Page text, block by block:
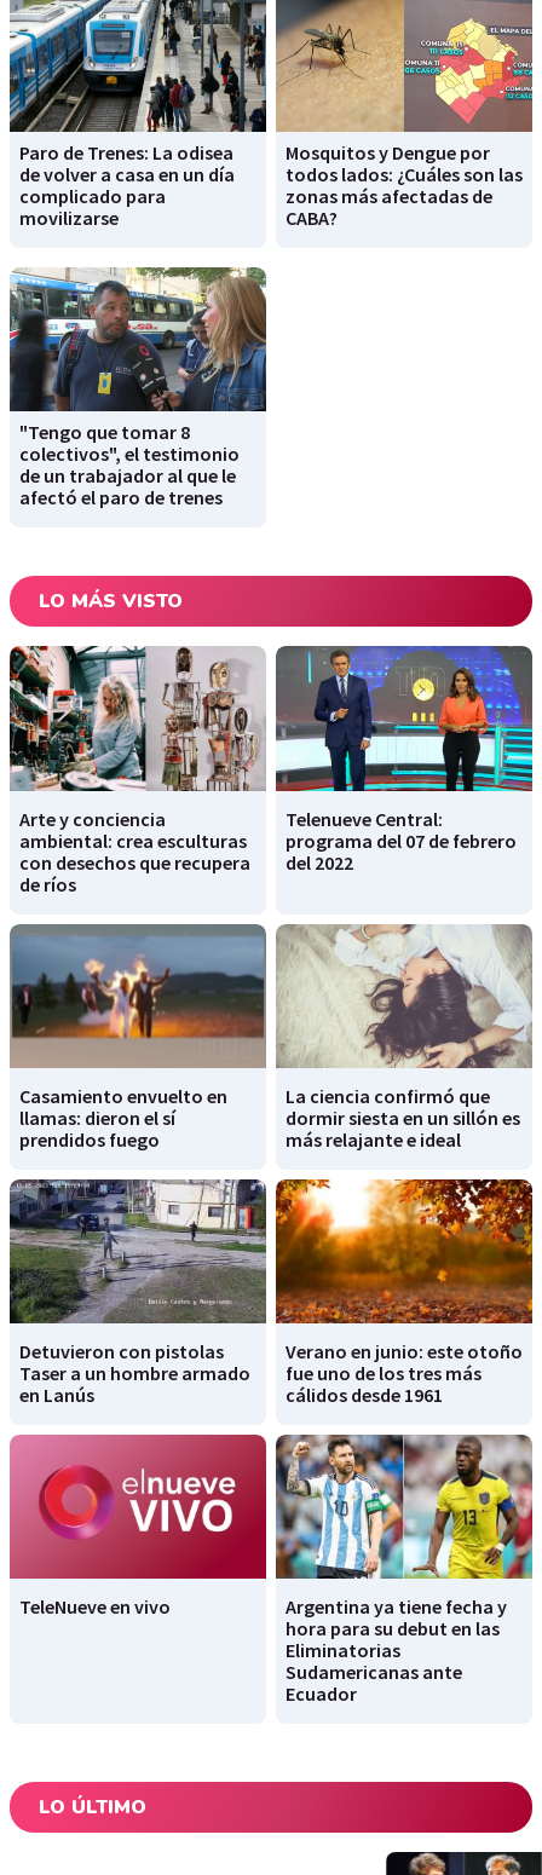
Paro de Trenes: La odisea
de volver a casa en un día
complicado para
movilizarse
Mosquitos y Dengue por
todos lados: ¿Cuáles son las
zonas más afectadas de
CABA?
"Tengo que tomar 8
colectivos", el testimonio
de un trabajador al que le
afectó el paro de trenes
LO MÁS VISTO
Arte y conciencia
ambiental: crea esculturas
con desechos que recupera
de ríos
Telenueve Central:
programa del 07 de febrero
del 2022
Casamiento envuelto en
llamas: dieron el sí
prendidos fuego
La ciencia confirmó que
dormir siesta en un sillón es
más relajante e ideal
Detuvieron con pistolas
Taser a un hombre armado
en Lanús
Verano en junio: este otoño
fue uno de los tres más
cálidos desde 1961
TeleNueve en vivo
Argentina ya tiene fecha y
hora para su debut en las
Eliminatorias
Sudamericanas ante
Ecuador
LO ÚLTIMO